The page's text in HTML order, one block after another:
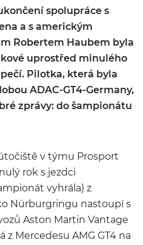
spolupráce s
a s americkým
Robertem Haubem byla
uprostřed minulého
Pilotka, která byla
ADAC-GT4-Germany,
zprávy: do šampionátu
v týmu Prosport
rok s jezdci
vyhrála) z
Nürburgringu nastoupí s
Aston Martin Vantage
z Mercedesu AMG GT4 na